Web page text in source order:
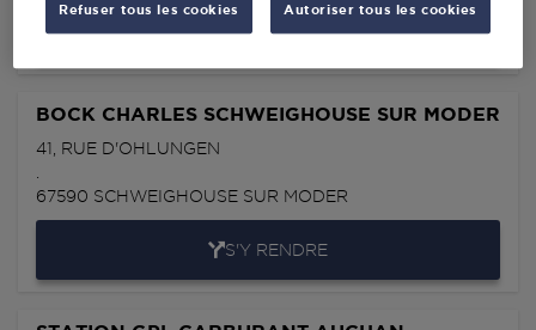
S'Y RENDRE
BOCK CHARLES SCHWEIGHOUSE SUR MODER
41, RUE D'OHLUNGEN
67590 SCHWEIGHOUSE SUR MODER
S'Y RENDRE
Refuser tous les cookies Autoriser tous les cookies